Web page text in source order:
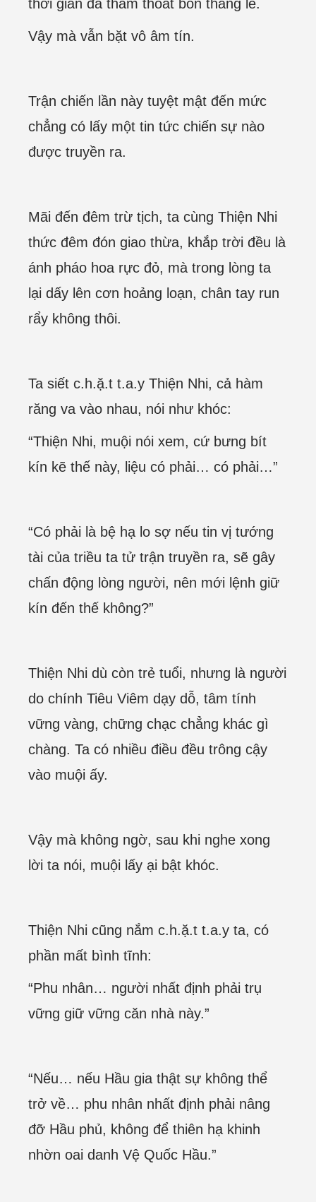
thời gian đã thấm thoắt bốn tháng lẻ.
Vậy mà vẫn bặt vô âm tín.
Trận chiến lần này tuyệt mật đến mức
chẳng có lấy một tin tức chiến sự nào
được truyền ra.
Mãi đến đêm trừ tịch, ta cùng Thiện Nhi
thức đêm đón giao thừa, khắp trời đều là
ánh pháo hoa rực đỏ, mà trong lòng ta
lại dấy lên cơn hoảng loạn, chân tay run
rẩy không thôi.
Ta siết c.h.ặ.t t.a.y Thiện Nhi, cả hàm
răng va vào nhau, nói như khóc:
“Thiện Nhi, muội nói xem, cứ bưng bít
kín kẽ thế này, liệu có phải… có phải…”
“Có phải là bệ hạ lo sợ nếu tin vị tướng
tài của triều ta tử trận truyền ra, sẽ gây
chấn động lòng người, nên mới lệnh giữ
kín đến thế không?”
Thiện Nhi dù còn trẻ tuổi, nhưng là người
do chính Tiêu Viêm dạy dỗ, tâm tính
vững vàng, chững chạc chẳng khác gì
chàng. Ta có nhiều điều đều trông cậy
vào muội ấy.
Vậy mà không ngờ, sau khi nghe xong
lời ta nói, muội lấy ại bật khóc.
Thiện Nhi cũng nắm c.h.ặ.t t.a.y ta, có
phần mất bình tĩnh:
“Phu nhân… người nhất định phải trụ
vững giữ vững căn nhà này.”
“Nếu… nếu Hầu gia thật sự không thể
trở về… phu nhân nhất định phải nâng
đỡ Hầu phủ, không để thiên hạ khinh
nhờn oai danh Vệ Quốc Hầu.”